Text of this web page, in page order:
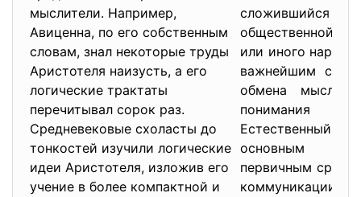
мыслители. Например,
Авиценна, по его собственным
словам, знал некоторые труды
Аристотеля наизусть, а его
логические трактаты
перечитывал сорок раз.
Средневековые схоласты до
тонкостей изучили логические
идеи Аристотеля, изложив его
учение в более компактной и
общественной
или иного
важнейшим
обмена
понимания
Естественный
основным и
первичным
коммуникации.